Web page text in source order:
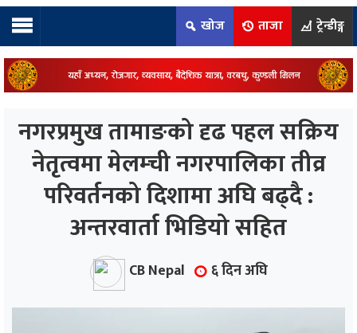
खोज ताजा ट्रेन्डीङ्ग
नगरप्रमुख तामाङको दृढ पहल सक्रिय
नेतृत्वमा मेलम्ची नगरपालिका तीव्र
परिवर्तनको दिशामा अघि बढ्दै :
अन्तरवार्ता भिडियो सहित
CB Nepal ६ दिन अघि